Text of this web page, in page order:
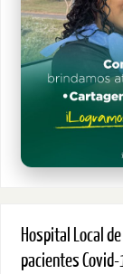
Hospital Local
pacientes